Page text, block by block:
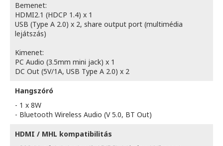
Bemenet:
HDMI2.1 (HDCP 1.4) x 1
USB (Type A 2.0) x 2, share output port (multimédia
lejátszás)
Kimenet:
PC Audio (3.5mm mini jack) x 1
DC Out (5V/1A, USB Type A 2.0) x 2
Hangszóró
- 1 x 8W
- Bluetooth Wireless Audio (V 5.0, BT Out)
HDMI / MHL kompatibilitás